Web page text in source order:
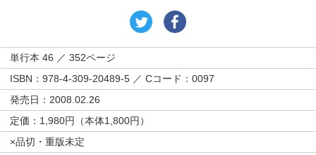
単行本 46 ／ 352ページ
ISBN：978-4-309-20489-5 ／ Cコード：0097
発売日：2008.02.26
定価：1,980円（本体1,800円）
×品切・重版未定